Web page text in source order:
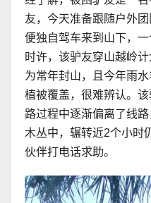
友，今天准备跟随户外
便独自驾车来到山下，
时许，该驴友穿山越岭
为常年封山，且今年雨
植被覆盖，很难辨认。
路过程中逐渐偏离了线
木丛中，辗转近2个小时
伙伴打电话求助。